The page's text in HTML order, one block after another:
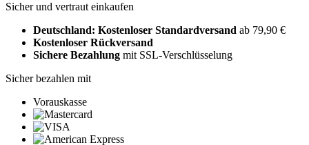
Sicher und vertraut einkaufen
Deutschland: Kostenloser Standardversand ab 79,90 €
Kostenloser Rückversand
Sichere Bezahlung mit SSL-Verschlüsselung
Sicher bezahlen mit
Vorauskasse